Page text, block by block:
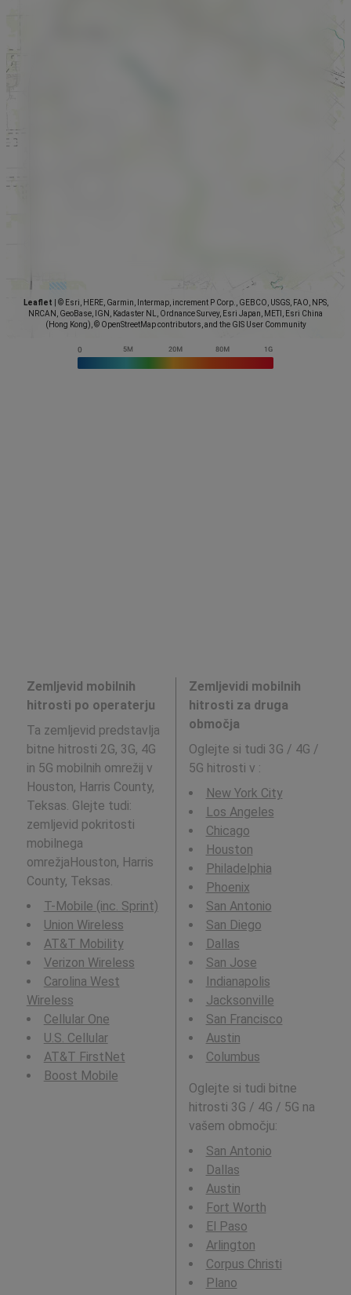
Leaflet
© Esri, HERE, Garmin, Intermap, increment P Corp., GEBCO, USGS, FAO, NPS,
NRCAN, GeoBase, IGN, Kadaster NL, Ordnance Survey, Esri Japan, METI, Esri China
(Hong Kong), © OpenStreetMap contributors, and the GIS User Community
Zemljevid mobilnih
hitrosti po operaterju
Ta zemljevid predstavlja
bitne hitrosti 2G, 3G, 4G
in 5G mobilnih omrežij v
Houston, Harris County,
Teksas. Glejte tudi:
zemljevid pokritosti
mobilnega
omrežjaHouston, Harris
County, Teksas.
T-Mobile (inc. Sprint)
Union Wireless
AT&T Mobility
Verizon Wireless
Carolina West
Wireless
Cellular One
U.S. Cellular
AT&T FirstNet
Boost Mobile
Zemljevidi mobilnih
hitrosti za druga
območja
Oglejte si tudi 3G / 4G /
5G hitrosti v :
New York City
Los Angeles
Chicago
Houston
Philadelphia
Phoenix
San Antonio
San Diego
Dallas
San Jose
Indianapolis
Jacksonville
San Francisco
Austin
Columbus
Oglejte si tudi bitne
hitrosti 3G / 4G / 5G na
vašem območju:
San Antonio
Dallas
Austin
Fort Worth
El Paso
Arlington
Corpus Christi
Plano